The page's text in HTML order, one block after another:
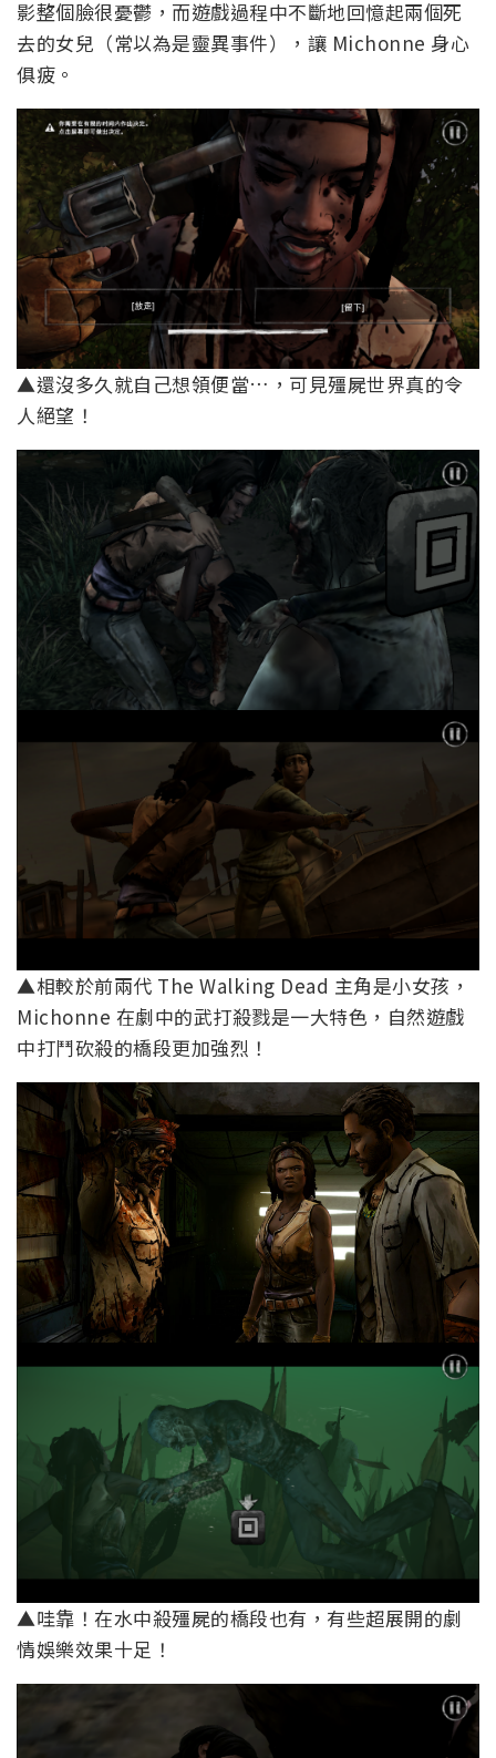
影整個臉很憂鬱，而遊戲過程中不斷地回憶起兩個死
去的女兒（常以為是靈異事件），讓 Michonne 身心
俱疲。
▲還沒多久就自己想領便當…，可見殭屍世界真的令
人絕望！
▲相較於前兩代 The Walking Dead 主角是小女孩，
Michonne 在劇中的武打殺戮是一大特色，自然遊戲
中打鬥砍殺的橋段更加強烈！
▲哇靠！在水中殺殭屍的橋段也有，有些超展開的劇
情娛樂效果十足！